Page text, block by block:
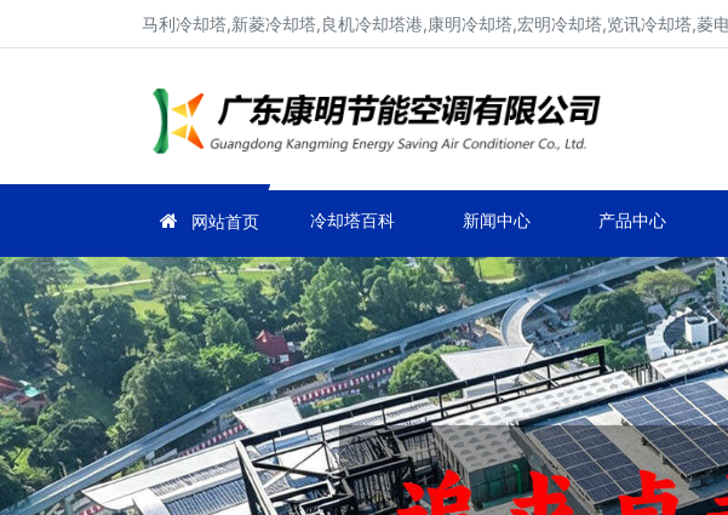
马利冷却塔,新菱冷却塔,良机冷却塔港,康明冷却塔,宏明冷却塔,览讯冷却塔,菱
网站首页 冷却塔百科 新闻中心 产品中心